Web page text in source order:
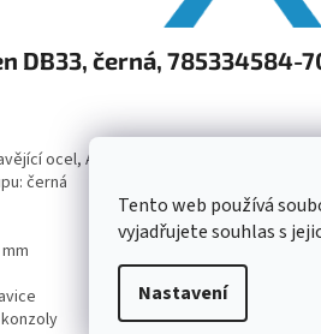
Tento web používá
vyjadřujete souhlas s
Nastavení
DB33, černá, 785334584-
ocel, ABS
černá